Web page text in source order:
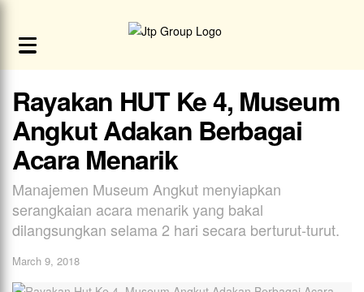
Rayakan HUT Ke 4, Museum
Angkut Adakan Berbagai
Acara Menarik
Manajemen Museum Angkut menyiapkan
serangkaian acara menarik yang bakal
dilangsungkan selama 2 hari secara berturut-turut.
March 9, 2018